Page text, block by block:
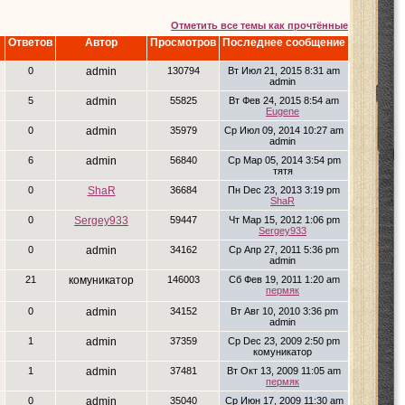
Отметить все темы как прочтённые
Ответов Автор Просмотров Последнее сообщение
0 admin 130794
Вт Июл 21, 2015 8:31 am
admin
5 admin 55825
Вт Фев 24, 2015 8:54 am
Eugene
0 admin 35979
Ср Июл 09, 2014 10:27 am
admin
6 admin 56840
Ср Мар 05, 2014 3:54 pm
тятя
0 ShaR 36684
Пн Dec 23, 2013 3:19 pm
ShaR
0 Sergey933 59447
Чт Мар 15, 2012 1:06 pm
Sergey933
0 admin 34162
Ср Апр 27, 2011 5:36 pm
admin
21 комуникатор 146003
Сб Фев 19, 2011 1:20 am
пермяк
0 admin 34152
Вт Авг 10, 2010 3:36 pm
admin
1 admin 37359
Ср Dec 23, 2009 2:50 pm
комуникатор
1 admin 37481
Вт Окт 13, 2009 11:05 am
пермяк
0 admin 35040 Ср Июн 17, 2009 11:30 am